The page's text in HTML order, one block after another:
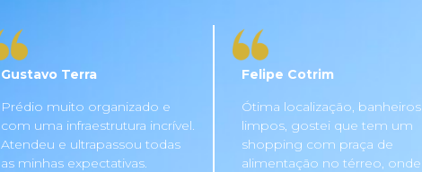
Prédio muito organizado e
com uma infraestrutura incrível.
Atendeu e ultrapassou todas
as minhas expectativas.
Gustavo Terra
Ótima localização, banheiros
limpos, gostei que tem um
shopping com praça de
alimentação no térreo, onde
Felipe Cotrim